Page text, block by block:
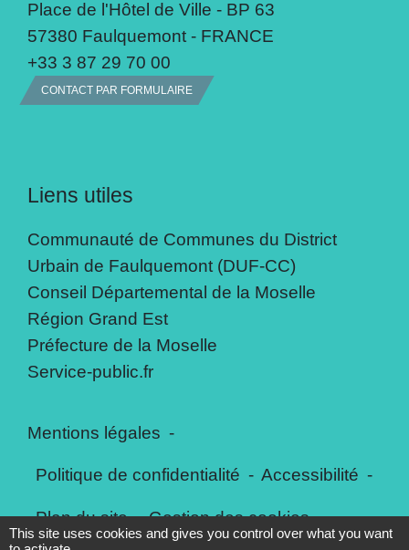
Place de l'Hôtel de Ville - BP 63
57380 Faulquemont - FRANCE
+33 3 87 29 70 00
CONTACT PAR FORMULAIRE
Liens utiles
Communauté de Communes du District
Urbain de Faulquemont (DUF-CC)
Conseil Départemental de la Moselle
Région Grand Est
Préfecture de la Moselle
Service-public.fr
Mentions légales -
Politique de confidentialité - Accessibilité -
Plan du site - Gestion des cookies
This site uses cookies and gives you control over what you want